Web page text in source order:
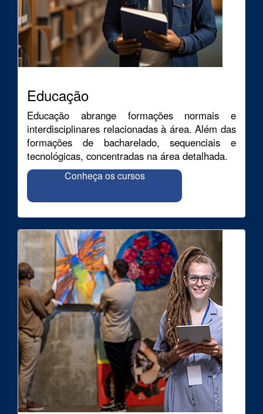
Educação
Educação abrange formações normais e
interdisciplinares relacionadas à área. Além das
formações de bacharelado, sequenciais e
tecnológicas, concentradas na área detalhada.
Conheça os cursos